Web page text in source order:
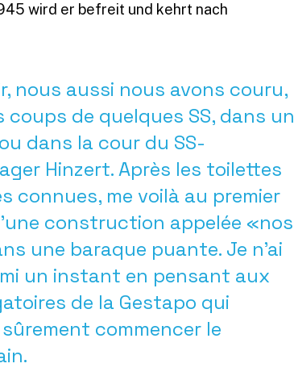
wird er befreit und kehrt nach
nous aussi nous avons couru,
coups de quelques SS, dans un
dans la cour du SS-
Hinzert. Après les toilettes
connues, me voilà au premier
construction appelée «nos
une baraque puante. Je n’ai
un instant en pensant aux
de la Gestapo qui
commencer le